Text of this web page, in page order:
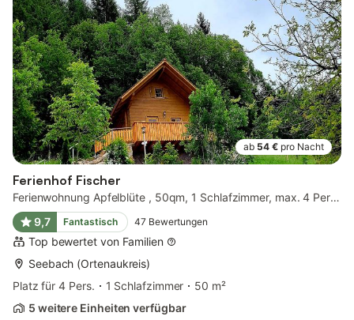
ab 54 € pro Nacht
Ferienhof Fischer
Ferienwohnung Apfelblüte , 50qm, 1 Schlafzimmer, max. 4 Personen
9,7
Fantastisch 47 Bewertungen
Top bewertet von Familien
Seebach (Ortenaukreis)
Platz für 4 Pers.
1 Schlafzimmer
50 m²
5 weitere Einheiten verfügbar